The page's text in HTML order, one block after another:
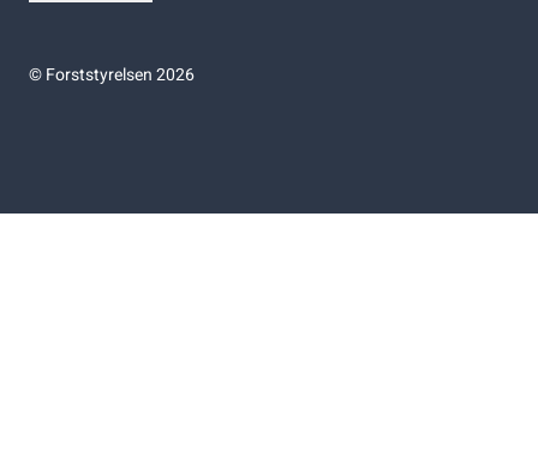
©Forststyrelsen 2026